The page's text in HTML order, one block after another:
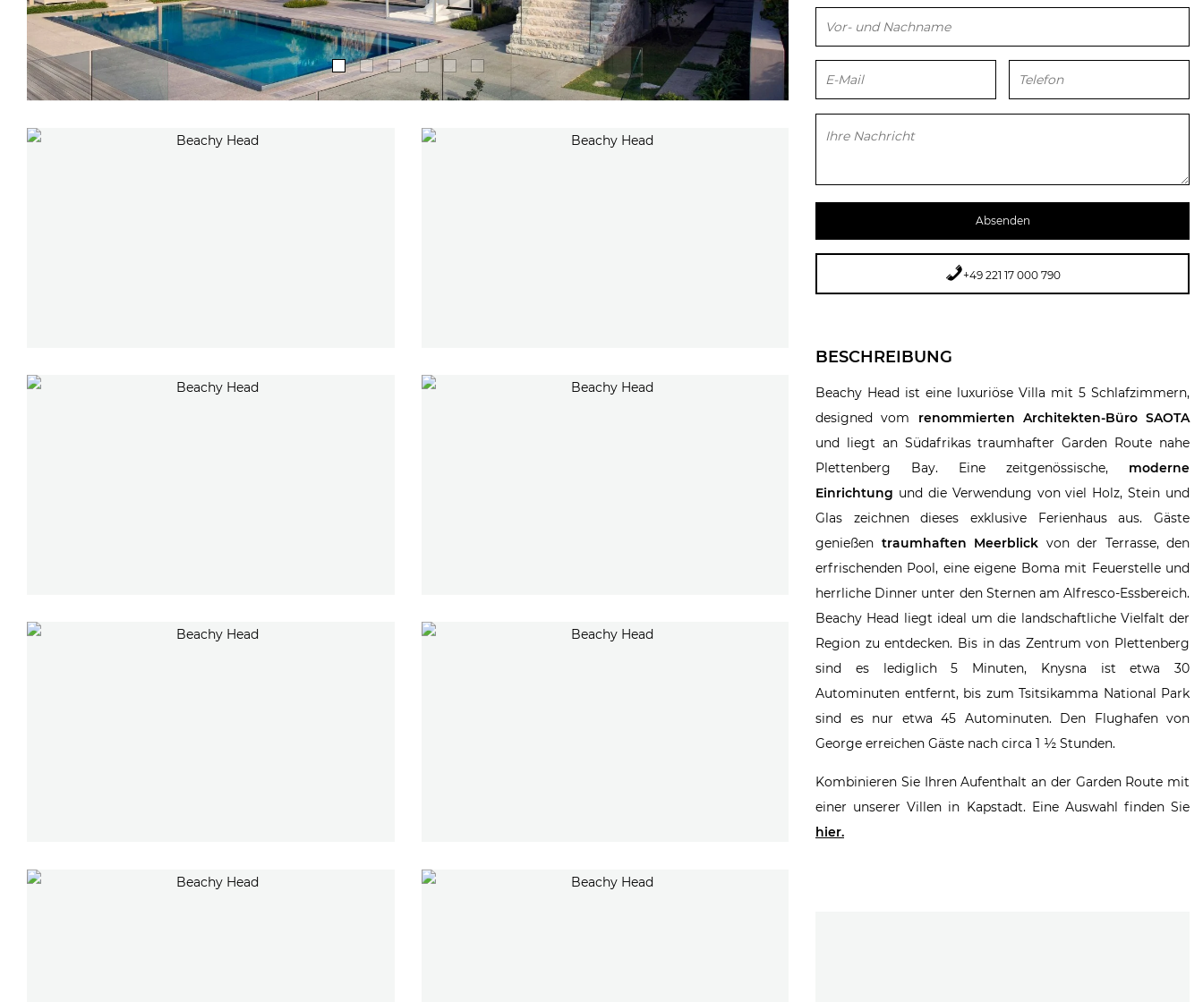
+49 221 17 000 790
BESCHREIBUNG
Beachy Head ist eine luxuriöse Villa mit 5 Schlafzimmern,
designed vom renommierten Architekten-Büro SAOTA
und liegt an Südafrikas traumhafter Garden Route nahe
Plettenberg Bay. Eine zeitgenössische, moderne
Einrichtung und die Verwendung von viel Holz, Stein und
Glas zeichnen dieses exklusive Ferienhaus aus. Gäste
genießen traumhaften Meerblick von der Terrasse, den
erfrischenden Pool, eine eigene Boma mit Feuerstelle und
herrliche Dinner unter den Sternen am Alfresco-Essbereich.
Beachy Head liegt ideal um die landschaftliche Vielfalt der
Region zu entdecken. Bis in das Zentrum von Plettenberg
sind es lediglich 5 Minuten, Knysna ist etwa 30
Autominuten entfernt, bis zum Tsitsikamma National Park
sind es nur etwa 45 Autominuten. Den Flughafen von
George erreichen Gäste nach circa 1 ½ Stunden.
Kombinieren Sie Ihren Aufenthalt an der Garden Route mit
einer unserer Villen in Kapstadt. Eine Auswahl finden Sie
hier.